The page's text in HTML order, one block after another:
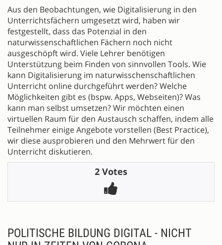
Aus den Beobachtungen, wie Digitalisierung in den
Unterrichtsfächern umgesetzt wird, haben wir
festgestellt, dass das Potenzial in den
naturwissenschaftlichen Fächern noch nicht
ausgeschöpft wird. Viele Lehrer benötigen
Unterstützung beim Finden von sinnvollen Tools. Wie
kann Digitalisierung im naturwisschenschaftlichen
Unterricht online durchgeführt werden? Welche
Möglichkeiten gibt es (bspw. Apps, Webseiten)? Was
kann man selbst umsetzen? Wir möchten einen
virtuellen Raum für den Austausch schaffen, indem alle
Teilnehmer einige Angebote vorstellen (Best Practice),
wir diese ausprobieren und den Mehrwert für den
Unterricht diskutieren.
2 Votes
POLITISCHE BILDUNG DIGITAL - NICHT